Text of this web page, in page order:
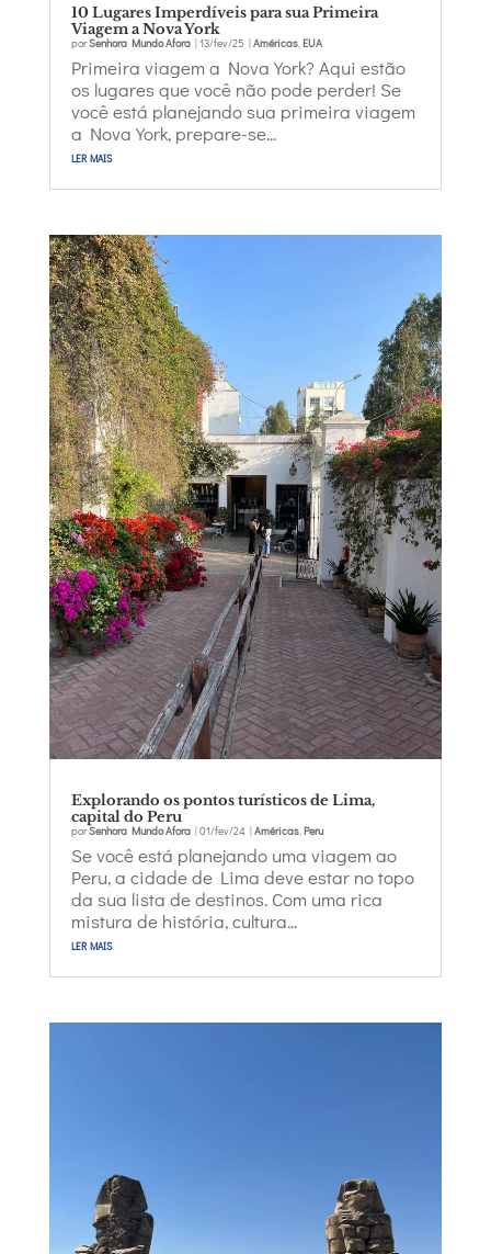
10 Lugares Imperdíveis para sua Primeira
Viagem a Nova York
porSenhora Mundo Afora|13/fev/25 |Américas,EUA
Primeira viagem a Nova York? Aqui estão
os lugares que você não pode perder! Se
você está planejando sua primeira viagem
a Nova York, prepare-se...
ler mais
Explorando os pontos turísticos de Lima,
capital do Peru
porSenhora Mundo Afora| 01/fev/24| Américas, Peru
Se você está planejando uma viagem ao
Peru, a cidade de Lima deve estar no topo
da sua lista de destinos. Com uma rica
mistura de história, cultura...
ler mais